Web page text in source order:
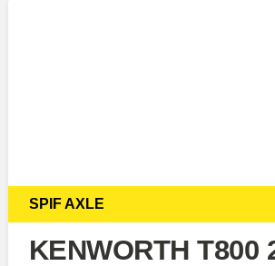
SPIF AXLE
KENWORTH T800